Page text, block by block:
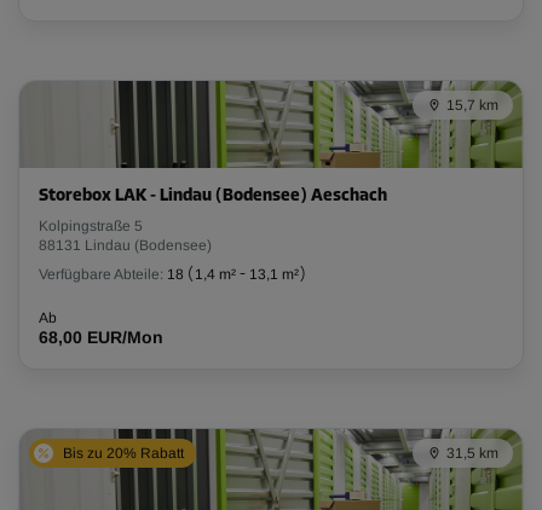
15,7 km
Storebox LAK - Lindau (Bodensee) Aeschach
Kolpingstraße 5
88131 Lindau (Bodensee)
Verfügbare Abteile: 18 ( 1,4 m² - 13,1 m²)
Ab
68,00 EUR/Mon
Bis zu 20% Rabatt 31,5 km